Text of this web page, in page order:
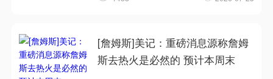
[詹姆斯]美记：重磅消息源称詹姆
斯去热火是必然的 预计本周末